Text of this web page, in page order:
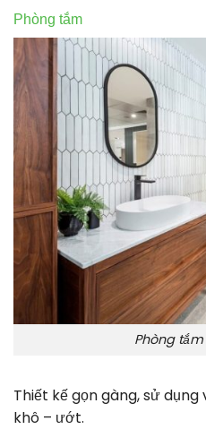
Phòng tắm
Phòng
Thiết kế gọn gàng, sử
khô – ướt.